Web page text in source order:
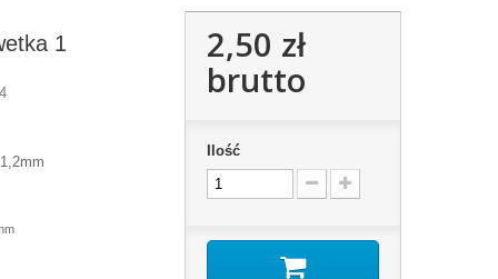
1
2,50 zł
brutto
Ilość